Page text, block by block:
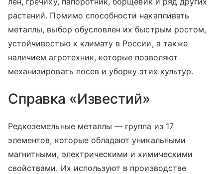
растений. Помимо способности накапливать
металлы, выбор обусловлен их быстрым ростом,
устойчивостью к климату в России, а также
наличием агротехник, которые позволяют
механизировать посев и уборку этих культур.
Справка «Известий»
Редкоземельные металлы — группа из 17
элементов, которые обладают уникальными
магнитными, электрическими и химическими
свойствами. Их используют в производстве